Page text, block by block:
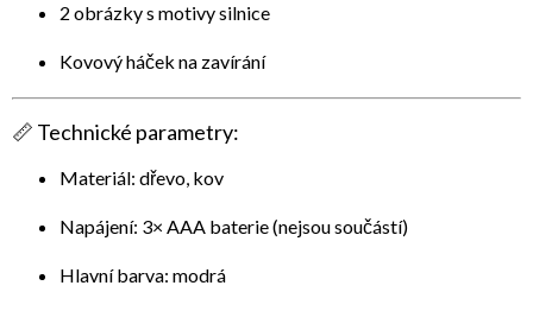
2 obrázky s motivy silnice
Kovový háček na zavírání
📏 Technické parametry:
Materiál: dřevo, kov
Napájení: 3× AAA baterie (nejsou součástí)
Hlavní barva: modrá